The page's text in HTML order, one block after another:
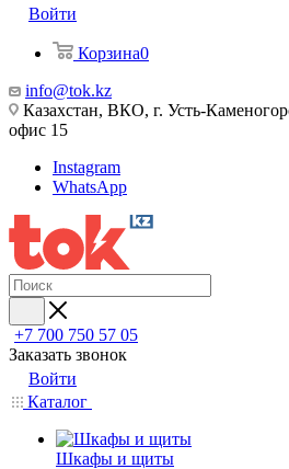
Войти
Корзина0
info@tok.kz
Казахстан, ВКО, г. Усть-
офис 15
Instagram
WhatsApp
+7 700 750 57 05
Заказать звонок
Войти
Каталог
Шкафы и щиты